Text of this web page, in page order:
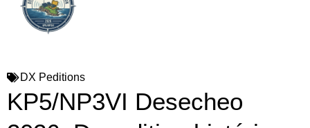
DX Peditions
KP5/NP3VI Desecheo